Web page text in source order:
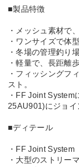
■製品特徴
・メッシュ素材で
・ワンサイズで体
・冬場の管理釣り
・軽量で、長距離
・フィッシングフ
スト。
・FF Joint
25AU901)にジョイ
■ディテール
・FF Joint System
・大型のストリー